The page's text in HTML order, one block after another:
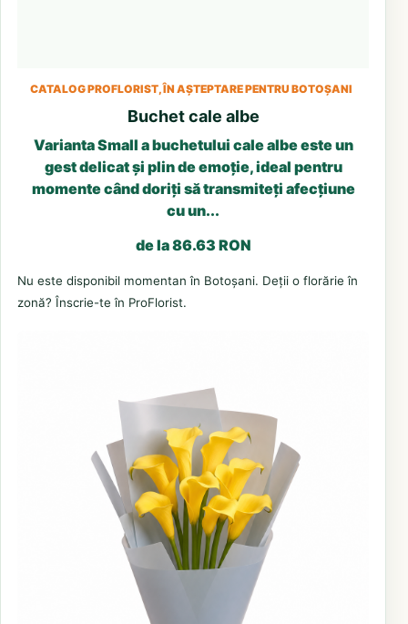
CATALOG PROFLORIST, ÎN AȘTEPTARE PENTRU BOTOȘANI
Buchet cale albe
Varianta Small a buchetului cale albe este un
gest delicat și plin de emoție, ideal pentru
momente când doriți să transmiteți afecțiune
cu un...
de la 86.63 RON
Nu este disponibil momentan în Botoșani. Deții o florărie în
zonă? Înscrie-te în ProFlorist.